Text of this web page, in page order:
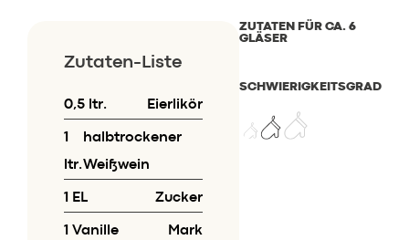
Wochenkarte
Skylounge
Speisekarte
Skylounge
Reservierung
Werbung / Angebote
Zutaten-Liste
0,5 ltr. Eierlikör
1
ltr.
halbtrockener
Weißwein
1 EL Zucker
1 Vanille Mark
ZUTATEN FÜR CA. 6
GLÄSER
SCHWIERIGKEITSGRAD